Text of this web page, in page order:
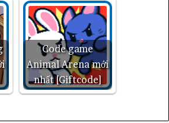
Code game
Animal Arena mới
nhất [Giftcode]